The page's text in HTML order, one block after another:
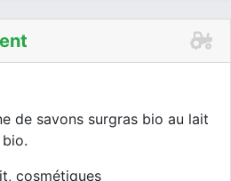
de savons surgras bio au lait
cosmétiques